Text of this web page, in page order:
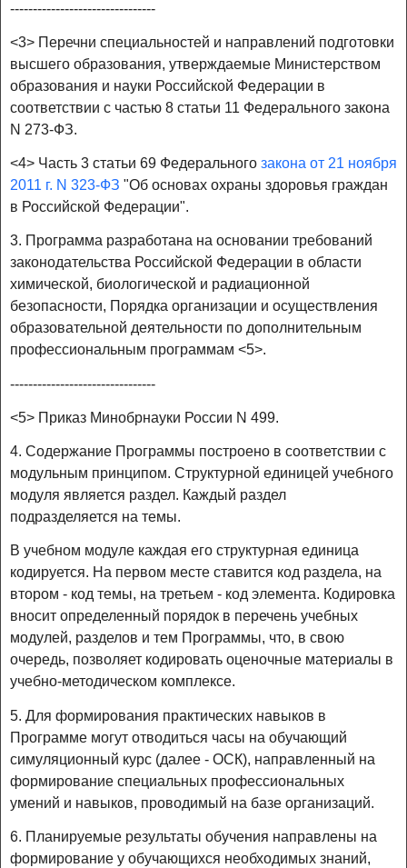
--------------------------------
<3> Перечни специальностей и направлений подготовки
высшего образования, утверждаемые Министерством
образования и науки Российской Федерации в
соответствии с частью 8 статьи 11 Федерального закона
N 273-ФЗ.
<4> Часть 3 статьи 69 Федерального закона от 21 ноября
2011 г. N 323-ФЗ "Об основах охраны здоровья граждан
в Российской Федерации".
3. Программа разработана на основании требований
законодательства Российской Федерации в области
химической, биологической и радиационной
безопасности, Порядка организации и осуществления
образовательной деятельности по дополнительным
профессиональным программам <5>.
--------------------------------
<5> Приказ Минобрнауки России N 499.
4. Содержание Программы построено в соответствии с
модульным принципом. Структурной единицей учебного
модуля является раздел. Каждый раздел
подразделяется на темы.
В учебном модуле каждая его структурная единица
кодируется. На первом месте ставится код раздела, на
втором - код темы, на третьем - код элемента. Кодировка
вносит определенный порядок в перечень учебных
модулей, разделов и тем Программы, что, в свою
очередь, позволяет кодировать оценочные материалы в
учебно-методическом комплексе.
5. Для формирования практических навыков в
Программе могут отводиться часы на обучающий
симуляционный курс (далее - ОСК), направленный на
формирование специальных профессиональных
умений и навыков, проводимый на базе организаций.
6. Планируемые результаты обучения направлены на
формирование у обучающихся необходимых знаний,